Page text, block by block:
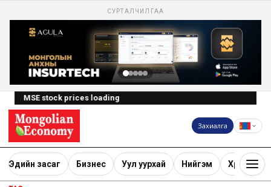
СУРТАЛЧИЛГАА
MSE stock prices loading
Захиалга
Эдийн засаг Бизнес Уул уурхай Нийгэм Хөрөнгө